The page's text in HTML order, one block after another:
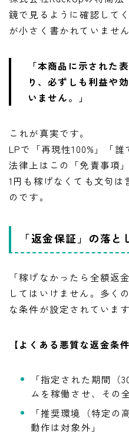
鏡で見るように確認して
が小さく書かれていませ
「本商品に示された
り、必ずしも利益や
いません。」
これが真実です。
LPで「再現性100%」「誰
法律上はこの「免責事項
1円も稼げなくても文句
のです。
「返金保証」の落と
「稼げなかったら全額返
してはいけません。多く
な条件が設定されています
【よくある悪質な返金条
「指定された期間（
ムを稼働させ、その
「推奨環境（特定の
動作は対象外」